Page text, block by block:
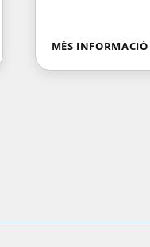
MÉS INFORMACIÓ